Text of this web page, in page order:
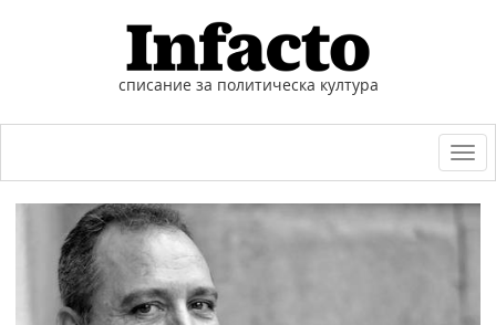
списание за политическа култура